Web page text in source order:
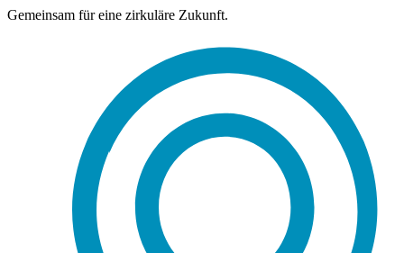
Gemeinsam für eine zirkuläre Zukunft.